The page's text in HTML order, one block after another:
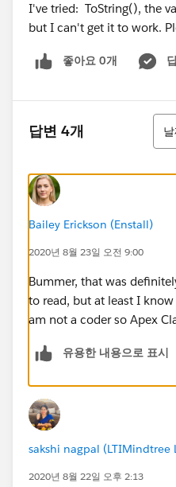
I've tried: ToString(), the
but I can't get it to work.
좋아요 0개
답변 4개
정렬
Bailey Erickson (Enstall)
2020년 8월 23일 오전 9:00
Bummer, that was
to read, but at least I
am not a coder so Apex
유용한 내용으로 표시
sakshi nagpal (LTIMindtree
2020년 8월 22일 오후 2:13